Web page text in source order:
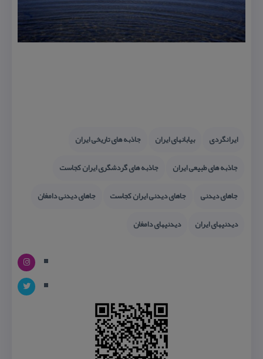
ایرانگردی بیابانهای ایران
جاذبه های تاریخی ایران
جاذبه های طبیعی ایران
جاذبه های گردشگری ایران كجاست
جاهای دیدنی
جاهای دیدنی ایران كجاست
جاهای دیدنی دامغان
دیدنیهای ایران
دیدنیهای دامغان